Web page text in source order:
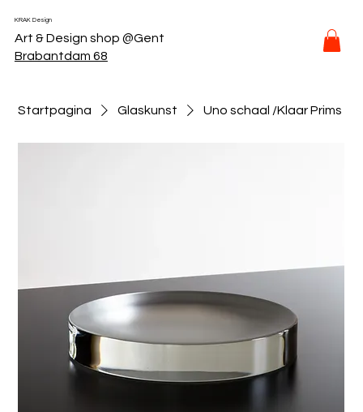
KRAK Design
Art & Design shop @Gent
Brabantdam 68
Startpagina Glaskunst Uno schaal /Klaar Prims